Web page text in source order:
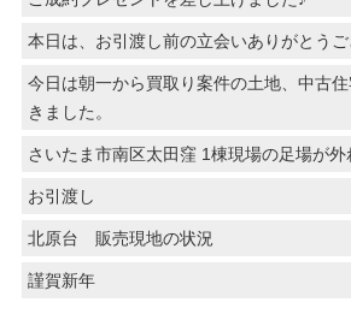
本日は、お引渡し前の立会いありがとうご
今日は朝一から買取り案件の土地、中古
きました。
さいたま市南区太田窪 1棟現場の足場が外
お引渡し
北原台 販売現地の状況
謹賀新年